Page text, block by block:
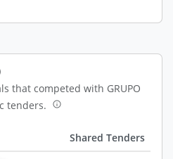
that competed with GRUPO
tenders.
Shared Tenders